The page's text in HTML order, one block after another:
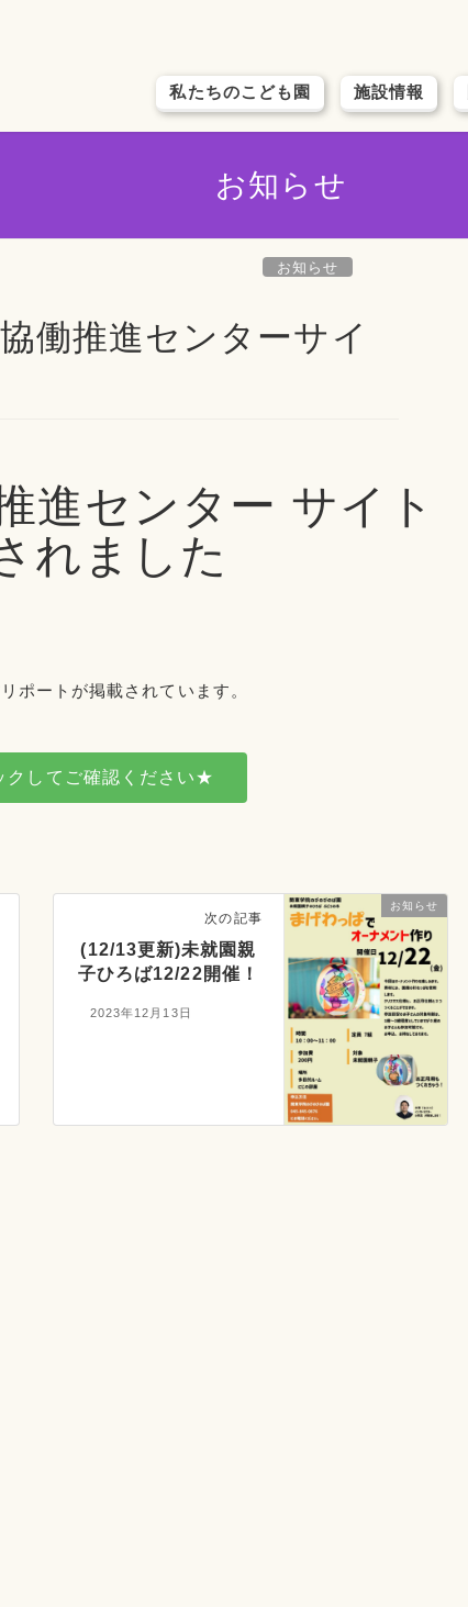
私たちのこども園 施設情報
お知らせ
お知らせ
働推進センターサイ
進センター サイト
れました
ポートが掲載されています。
クしてご確認ください★
お知らせ
次の記事
(12/13更新)未就園親
子ひろば12/22開催！
2023年12月13日